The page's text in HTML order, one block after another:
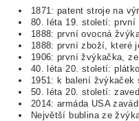
1871: patent stroje na
80. léta 19. století: první
1888: první ovocná
1888: první zboží, které
1906: první žvýkačka,
40. léta 20. století:
1951: k balení žvýkaček
50. léta 20. století:
2014: armáda USA
Největší bublina ze